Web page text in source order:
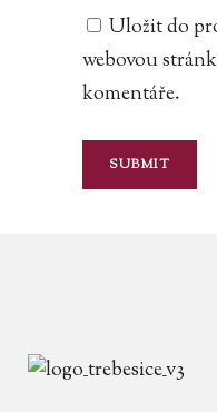
Uložit do
webovou
komentáře.